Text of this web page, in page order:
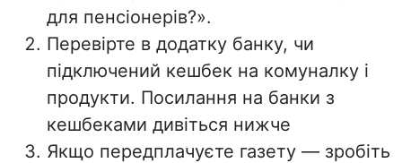
для пенсіонерів?».
Перевірте в додатку банку, чи
підключений кешбек на комуналку і
продукти. Посилання на банки з
кешбеками дивіться нижче
Якщо передплачуєте газету — зробіть